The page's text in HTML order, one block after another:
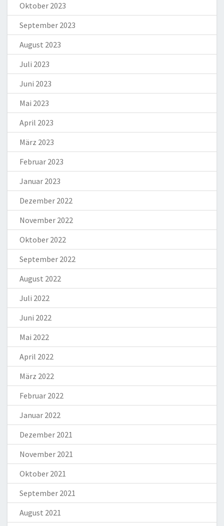
Oktober 2023
September 2023
August 2023
Juli 2023
Juni 2023
Mai 2023
April 2023
März 2023
Februar 2023
Januar 2023
Dezember 2022
November 2022
Oktober 2022
September 2022
August 2022
Juli 2022
Juni 2022
Mai 2022
April 2022
März 2022
Februar 2022
Januar 2022
Dezember 2021
November 2021
Oktober 2021
September 2021
August 2021